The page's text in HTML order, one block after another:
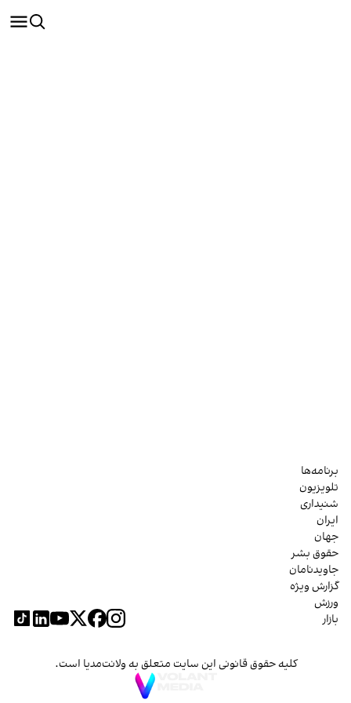
برنامه‌ها
تلویزیون
شنیداری
ایران
جهان
حقوق بشر
جاویدنامان
گزارش ویژه
ورزش
بازار
کلیه حقوق قانونی این سایت متعلق به ولانت‌مدیا است.